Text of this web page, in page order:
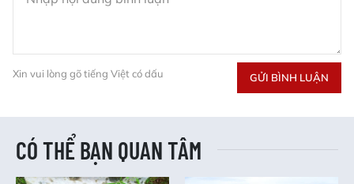
Xin vui lòng gõ tiếng Việt có dấu GỬI BÌNH LUẬN
CÓ THỂ BẠN QUAN TÂM